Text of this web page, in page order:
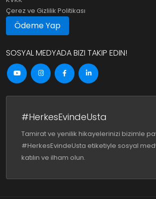
Çerez ve Gizlilik Politikası
Ödeme Yap
SOSYAL MEDYADA BIZI TAKIP EDIN!
#HerkesEvindeUsta
Tamirat ve yenilik hikayelerinizi bizimle
#HerkesEvindeUsta etiketiyle sosyal
katılın ve ilham olun.